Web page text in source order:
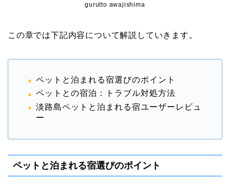
gurutto awajishima
この章では下記内容について解説していきます。
ペットと泊まれる宿選びのポイント
ペットとの宿泊：トラブル対処方法
淡路島ペットと泊まれる宿ユーザーレビュ
ー
ペットと泊まれる宿選びのポイント